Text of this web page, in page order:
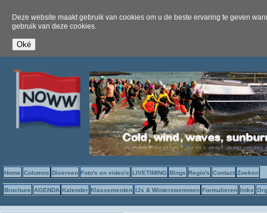
Deze website maakt gebruik van cookies om u de beste ervaring te geven
gebruik van deze cookies.
Home Columns Diversen Foto's en video's LIVETIMING Blogs Regio's Contact Zoeken
Brochure AGENDA Kalender Klassementen IJs & Winterzwemmen Formulieren links